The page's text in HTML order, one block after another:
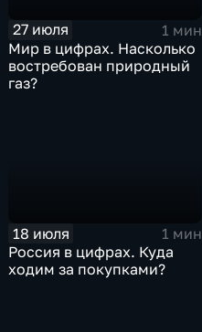
27 июля
1 мин
Мир в цифрах. Насколько
востребован природный
газ?
18 июля
1 мин
Россия в цифрах. Куда
ходим за покупками?